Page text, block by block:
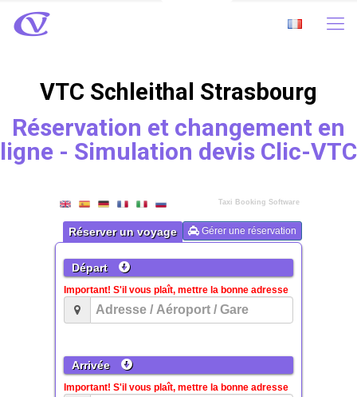
VTC Schleithal Strasbourg
Réservation et changement en
ligne - Simulation devis Clic-VTC